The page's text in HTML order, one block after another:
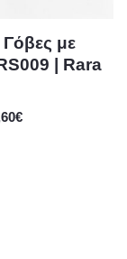
με
| Rara
€